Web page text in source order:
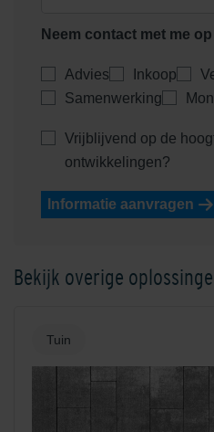
Neem contact met me
Advies Inkoop
Samenwerking
Vrijblijvend op de
ontwikkelingen?
Informatie aanvragen
Bekijk overige
Tuin